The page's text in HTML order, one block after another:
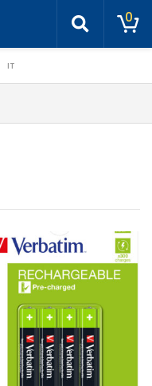
0
IT